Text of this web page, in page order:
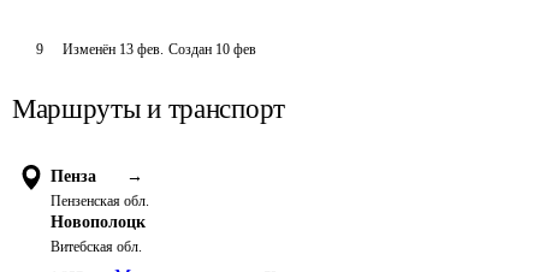
9 Изменён 13 фев. Создан 10 фев
Маршруты и транспорт
Пенза →
Пензенская обл.
Новополоцк
Витебская обл.